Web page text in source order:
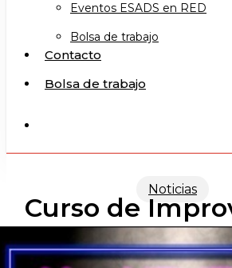
Eventos ESADS en RED
Bolsa de trabajo
Contacto
Bolsa de trabajo
Noticias
Curso de
Teatral (abril-